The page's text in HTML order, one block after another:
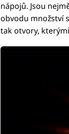
nápojů. Jsou
obvodu množství
tak otvory,